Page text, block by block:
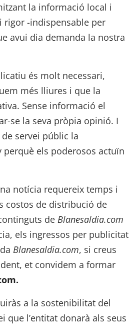
la informació local i
rigor -indispensable per
avui dia demanda la nostra
és molt necessari,
més lliures i que la
Sense informació el
se la seva pròpia opinió. I
servei públic la
perquè els poderosos actuïn
notícia requereix temps i
costos de distribució de
de Blanesaldia.com
els ingressos per publicitat
Blanesaldia.com, si creus
et convidem a formar
a la sostenibilitat del
que l’entitat donarà als seus